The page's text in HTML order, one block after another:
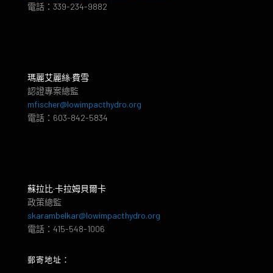
電話：339-234-9882
瑪麗艾麗絲·費雪
認證專案總監
mfischer@lowimpacthydro.org
電話：603-842-5834
蘇拉比·卡拉姆貝爾卡
政策總監
skarambelkar@lowimpacthydro.org
電話：415-548-1006
郵寄地址：